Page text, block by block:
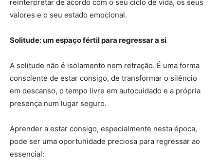
reinterpretar de acordo com o seu ciclo de vida, os seus
valores e o seu estado emocional.
Solitude: um espaço fértil para regressar a si
A solitude não é isolamento nem retração. É uma forma
consciente de estar consigo, de transformar o silêncio
em descanso, o tempo livre em autocuidado e a própria
presença num lugar seguro.
Aprender a estar consigo, especialmente nesta época,
pode ser uma oportunidade preciosa para regressar ao
essencial: